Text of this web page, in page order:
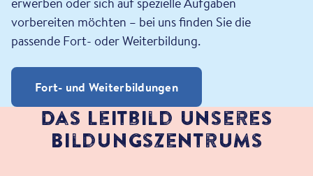
vorbereiten möchten – bei uns finden Sie die
passende Fort- oder Weiterbildung.
Fort- und Weiterbildungen
Das Leitbild unseres
Bildungszentrums